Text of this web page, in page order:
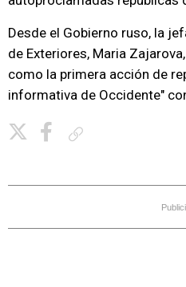
Desde el Gobierno ruso, la
de Exteriores, Maria
como la primera acción de
informativa de Occidente"